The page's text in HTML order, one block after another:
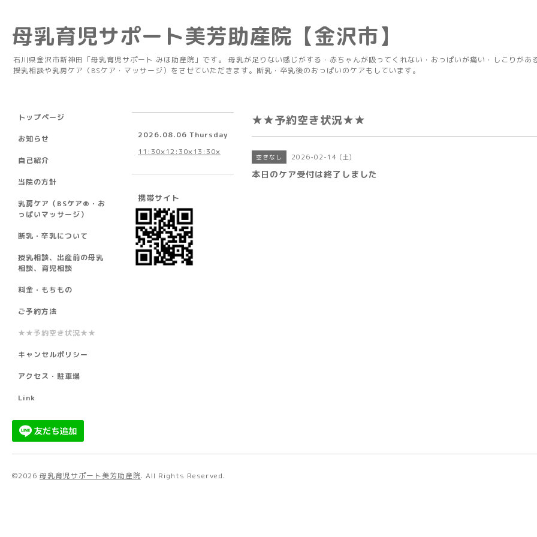
母乳育児サポート美芳助産院【金沢市】
石川県金沢市新神田「母乳育児サポート みほ助産院」です。 母乳が足りない感じがする・赤ちゃんが吸ってくれない・おっぱいが痛い・しこりがあ
授乳相談や乳房ケア（BSケア・マッサージ）をさせていただきます。断乳・卒乳後のおっぱいのケアもしています。
★★予約空き状況★★
空きなし 2026-02-14 (土)
本日のケア受付は終了しました
トップページ
お知らせ
自己紹介
当院の方針
乳房ケア（BSケア®︎・お
っぱいマッサージ）
断乳・卒乳について
授乳相談、出産前の母乳
相談、育児相談
料金・もちもの
ご予約方法
★★予約空き状況★★
キャンセルポリシー
アクセス・駐車場
Link
2026.08.06 Thursday
11:30×12:30×13:30×
携帯サイト
©2026 母乳育児サポート美芳助産院. All Rights Reserved.